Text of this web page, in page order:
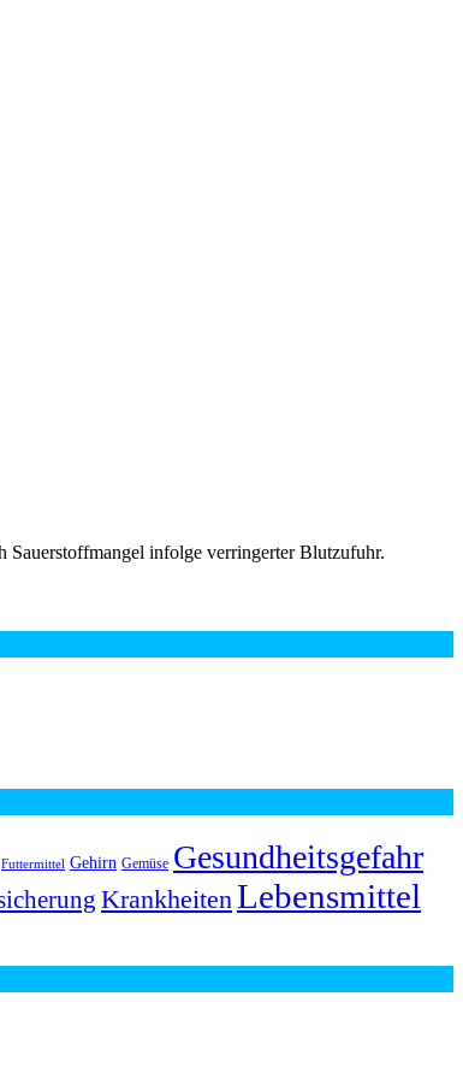
infolge verringerter Blutzufuhr.
Futtermittel Gehirn Gemüse Gesundheitsgefahr
Krankheiten Lebensmittel